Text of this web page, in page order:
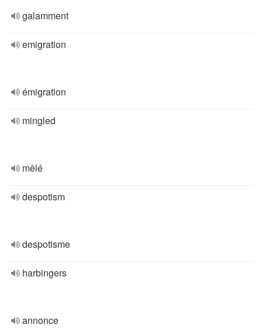
galamment
emigration
émigration
mingled
mêlé
despotism
despotisme
harbingers
annonce